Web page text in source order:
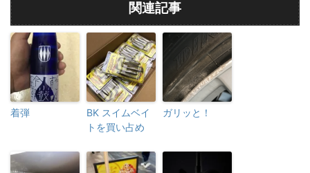
関連記事
着弾
BK スイムベイ
トを買い占め
ガリッと！